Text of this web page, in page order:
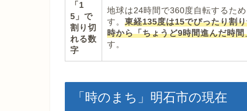
「1
5」で
割り切
れる数
字
地球は24時間で360度自転するた
す。 東経135度は15でぴったり割
時から「ちょうど9時間進んだ時
す。
「時のまち」明石市の現在